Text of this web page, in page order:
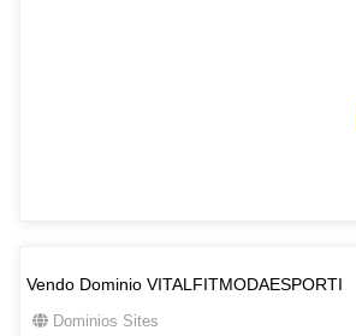
Vendo Dominio VITALFITMODAESPORTI
Dominios Sites